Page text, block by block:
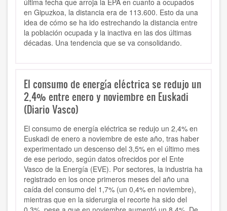
última fecha que arroja la EPA en cuanto a ocupados
en Gipuzkoa, la distancia era de 113.600. Esto da una
idea de cómo se ha ido estrechando la distancia entre
la población ocupada y la inactiva en las dos últimas
décadas. Una tendencia que se va consolidando.
El consumo de energía eléctrica se redujo un
2,4% entre enero y noviembre en Euskadi
(Diario Vasco)
El consumo de energía eléctrica se redujo un 2,4% en
Euskadi de enero a noviembre de este año, tras haber
experimentado un descenso del 3,5% en el último mes
de ese periodo, según datos ofrecidos por el Ente
Vasco de la Energía (EVE). Por sectores, la industria ha
registrado en los once primeros meses del año una
caída del consumo del 1,7% (un 0,4% en noviembre),
mientras que en la siderurgia el recorte ha sido del